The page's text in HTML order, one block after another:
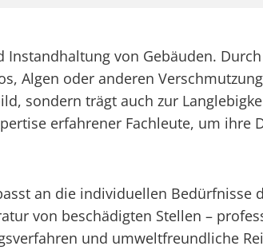
von Gebäuden.
Algen oder anderen
sondern trägt auch zur
erfahrener Fachleute, um ihre
an die individuellen Bedürfnisse
von beschädigten Stellen –
und umweltfreundliche